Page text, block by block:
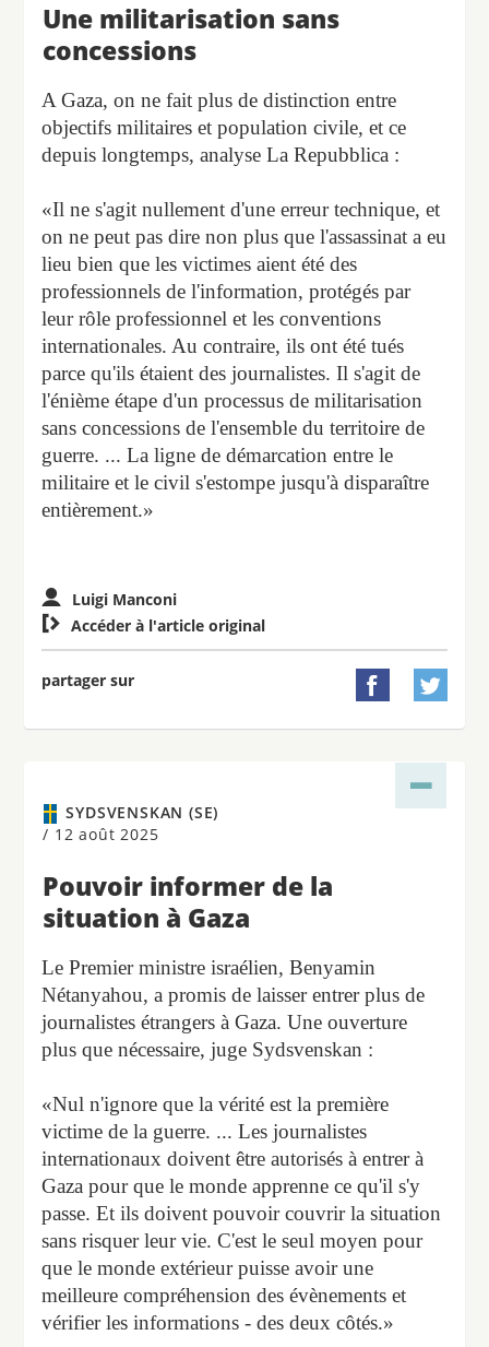
Une militarisation sans
concessions
A Gaza, on ne fait plus de distinction entre
objectifs militaires et population civile, et ce
depuis longtemps, analyse La Repubblica :
«Il ne s'agit nullement d'une erreur technique, et
on ne peut pas dire non plus que l'assassinat a eu
lieu bien que les victimes aient été des
professionnels de l'information, protégés par
leur rôle professionnel et les conventions
internationales. Au contraire, ils ont été tués
parce qu'ils étaient des journalistes. Il s'agit de
l'énième étape d'un processus de militarisation
sans concessions de l'ensemble du territoire de
guerre. ... La ligne de démarcation entre le
militaire et le civil s'estompe jusqu'à disparaître
entièrement.»
Luigi Manconi
 Accéder à l'article original
partager sur  
SYDSVENSKAN (SE)
/ 12 août 2025
Pouvoir informer de la
situation à Gaza
Le Premier ministre israélien, Benyamin
Nétanyahou, a promis de laisser entrer plus de
journalistes étrangers à Gaza. Une ouverture
plus que nécessaire, juge Sydsvenskan :
«Nul n'ignore que la vérité est la première
victime de la guerre. ... Les journalistes
internationaux doivent être autorisés à entrer à
Gaza pour que le monde apprenne ce qu'il s'y
passe. Et ils doivent pouvoir couvrir la situation
sans risquer leur vie. C'est le seul moyen pour
que le monde extérieur puisse avoir une
meilleure compréhension des évènements et
vérifier les informations - des deux côtés.»